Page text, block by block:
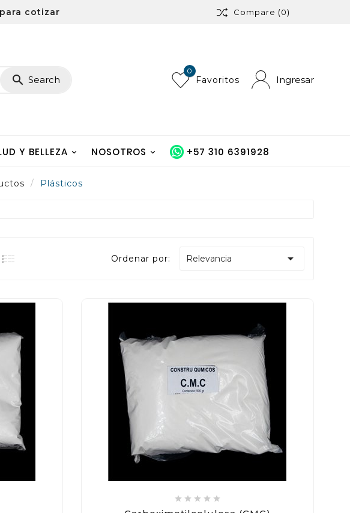
cotizar Compare (0)
 Search
0
Favoritos Ingresar
Y BELLEZA NOSOTROS +57 310 6391928
Plásticos
Ordenar por: Relevancia 
    